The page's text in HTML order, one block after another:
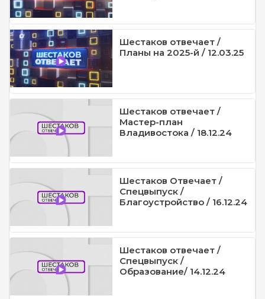
Шестаков отвечает /
Планы на 2025-й / 12.03.25
Шестаков отвечает /
Мастер-план
Владивостока / 18.12.24
Шестаков Отвечает /
Спецвыпуск /
Благоустройство / 16.12.24
Шестаков отвечает /
Спецвыпуск /
Образование/ 14.12.24